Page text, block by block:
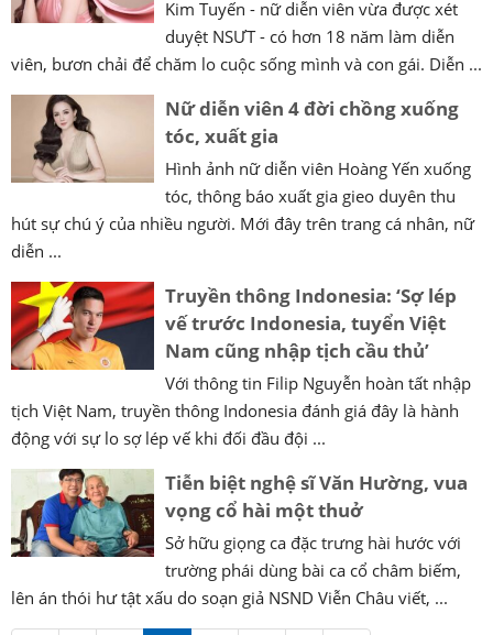
Kim Tuyến - nữ diễn viên vừa được xét
duyệt NSƯT - có hơn 18 năm làm diễn
viên, bươn chải để chăm lo cuộc sống mình và con gái. Diễn ...
Nữ diễn viên 4 đời chồng xuống
tóc, xuất gia
Hình ảnh nữ diễn viên Hoàng Yến xuống
tóc, thông báo xuất gia gieo duyên thu
hút sự chú ý của nhiều người. Mới đây trên trang cá nhân, nữ
diễn ...
Truyền thông Indonesia: ‘Sợ lép
vế trước Indonesia, tuyển Việt
Nam cũng nhập tịch cầu thủ’
Với thông tin Filip Nguyễn hoàn tất nhập
tịch Việt Nam, truyền thông Indonesia đánh giá đây là hành
động với sự lo sợ lép vế khi đối đầu đội ...
Tiễn biệt nghệ sĩ Văn Hường, vua
vọng cổ hài một thuở
Sở hữu giọng ca đặc trưng hài hước với
trường phái dùng bài ca cổ châm biếm,
lên án thói hư tật xấu do soạn giả NSND Viễn Châu viết, ...